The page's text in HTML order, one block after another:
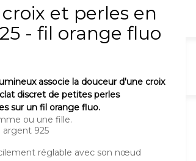
et perles en
- fil orange fluo
associe la douceur d'une croix
discret de petites perles
sur un fil orange fluo.
ou une fille.
argent 925
réglable avec son nœud